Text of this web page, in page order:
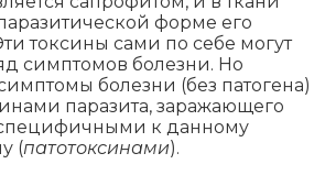
форме его
токсины сами по себе могут
симптомов болезни. Но
болезни (без патогена)
паразита, заражающего
к данному
(патотоксинами).